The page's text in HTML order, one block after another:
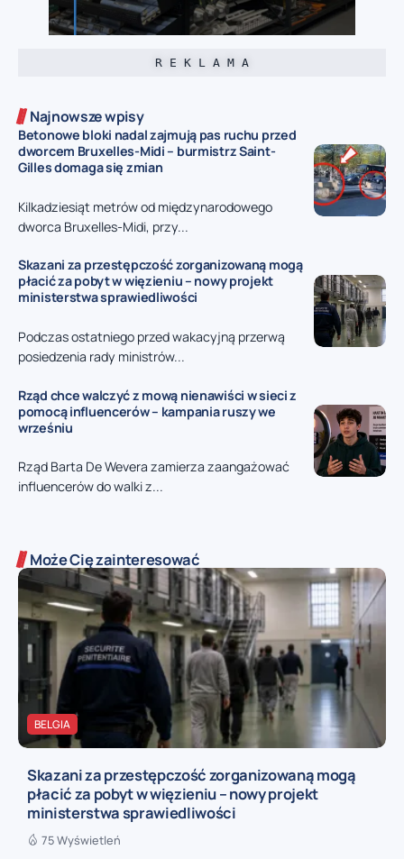
R E K L A M A
Najnowsze wpisy
Betonowe bloki nadal zajmują pas ruchu przed
dworcem Bruxelles-Midi – burmistrz Saint-
Gilles domaga się zmian
Kilkadziesiąt metrów od międzynarodowego
dworca Bruxelles-Midi, przy...
Skazani za przestępczość zorganizowaną mogą
płacić za pobyt w więzieniu – nowy projekt
ministerstwa sprawiedliwości
Podczas ostatniego przed wakacyjną przerwą
posiedzenia rady ministrów...
Rząd chce walczyć z mową nienawiści w sieci z
pomocą influencerów – kampania ruszy we
wrześniu
Rząd Barta De Wevera zamierza zaangażować
influencerów do walki z...
Może Cię zainteresować
BELGIA
Skazani za przestępczość zorganizowaną mogą
płacić za pobyt w więzieniu – nowy projekt
ministerstwa sprawiedliwości
75 Wyświetleń